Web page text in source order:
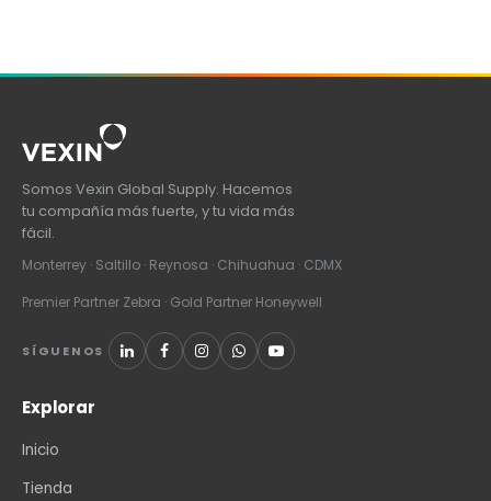
Somos Vexin Global Supply. Hacemos
tu compañía más fuerte, y tu vida más
fácil.
Monterrey · Saltillo · Reynosa · Chihuahua · CDMX
Premier Partner Zebra · Gold Partner Honeywell
SÍGUENOS
Explorar
Inicio
Tienda